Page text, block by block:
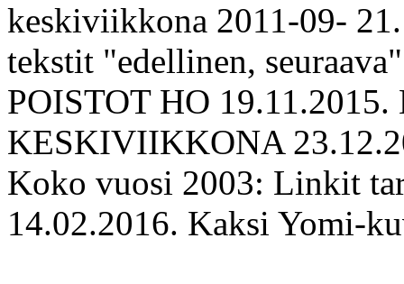
keskiviikkona 2011-09-
tekstit "edellinen,
POISTOT HO
KESKIVIIKKONA
Koko vuosi 2003: Linkit
14.02.2016. Kaksi Yomi-